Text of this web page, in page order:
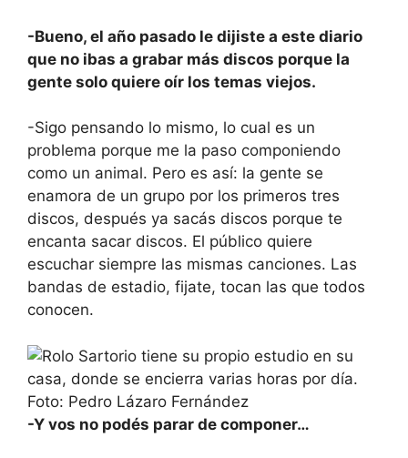
-Bueno, el año pasado le dijiste a este diario
que no ibas a grabar más discos porque la
gente solo quiere oír los temas viejos.
-Sigo pensando lo mismo, lo cual es un
problema porque me la paso componiendo
como un animal. Pero es así: la gente se
enamora de un grupo por los primeros tres
discos, después ya sacás discos porque te
encanta sacar discos. El público quiere
escuchar siempre las mismas canciones. Las
bandas de estadio, fijate, tocan las que todos
conocen.
-Y vos no podés parar de componer…